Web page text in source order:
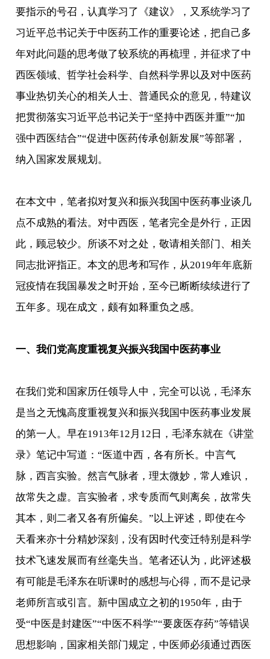
要指示的号召，认真学习了《建议》，又系统学习了
习近平总书记关于中医药工作的重要论述，把自己多
年对此问题的思考做了较系统的再梳理，并征求了中
西医领域、哲学社会科学、自然科学界以及对中医药
事业热切关心的相关人士、普通民众的意见，特建议
把贯彻落实习近平总书记关于“坚持中西医并重”“加
强中西医结合”“促进中医药传承创新发展”等部署，
纳入国家发展规划。
在本文中，笔者拟对复兴和振兴我国中医药事业谈几
点不成熟的看法。对中西医，笔者完全是外行，正因
此，顾忌较少。所谈不对之处，敬请相关部门、相关
同志批评指正。本文的思考和写作，从2019年年底新
冠疫情在我国暴发之时开始，至今已断断续续进行了
五年多。现在成文，颇有如释重负之感。
一、我们党高度重视复兴振兴我国中医药事业
在我们党和国家历任领导人中，完全可以说，毛泽东
是当之无愧高度重视复兴和振兴我国中医药事业发展
的第一人。早在1913年12月12日，毛泽东就在《讲堂
录》笔记中写道：“医道中西，各有所长。中言气
脉，西言实验。然言气脉者，理太微妙，常人难识，
故常失之虚。言实验者，求专质而气则离矣，故常失
其本，则二者又各有所偏矣。”以上评述，即使在今
天看来亦十分精妙深刻，没有因时代变迁特别是科学
技术飞速发展而有丝毫失当。笔者还认为，此评述极
有可能是毛泽东在听课时的感想与心得，而不是记录
老师所言或引言。新中国成立之初的1950年，由于
受“中医是封建医”“中医不科学”“要废医存药”等错误
思想影响，国家相关部门规定，中医师必须通过西医